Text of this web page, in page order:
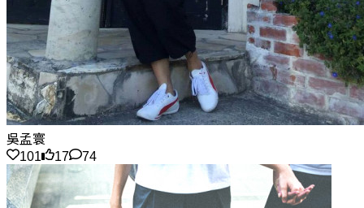
吳孟寰
101
17 74